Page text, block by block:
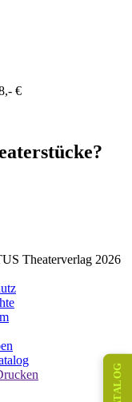
€
Theaterverlag 2026
KATALOG